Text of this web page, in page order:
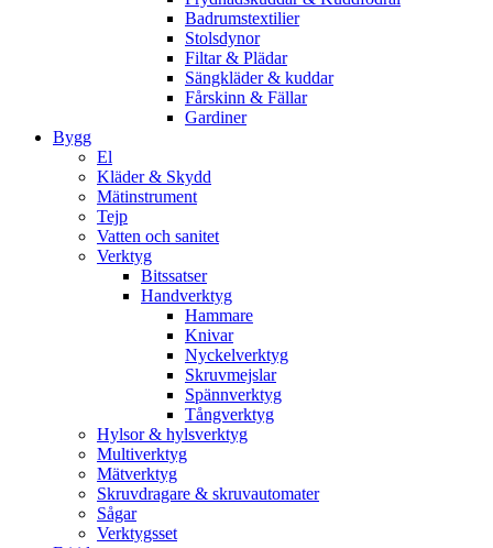
Badrumstextilier
Stolsdynor
Filtar & Plädar
Sängkläder & kuddar
Fårskinn & Fällar
Gardiner
Bygg
El
Kläder & Skydd
Mätinstrument
Tejp
Vatten och sanitet
Verktyg
Bitssatser
Handverktyg
Hammare
Knivar
Nyckelverktyg
Skruvmejslar
Spännverktyg
Tångverktyg
Hylsor & hylsverktyg
Multiverktyg
Mätverktyg
Skruvdragare & skruvautomater
Sågar
Verktygsset